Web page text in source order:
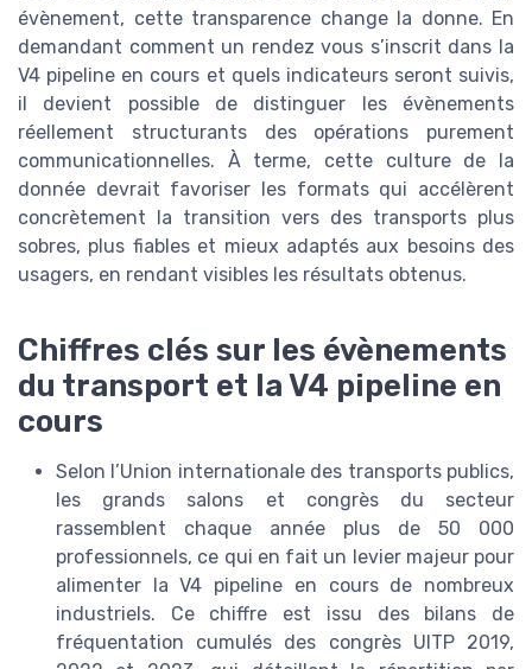
évènement, cette transparence change la donne. En
demandant comment un rendez vous s’inscrit dans la
V4 pipeline en cours et quels indicateurs seront suivis,
il devient possible de distinguer les évènements
réellement structurants des opérations purement
communicationnelles. À terme, cette culture de la
donnée devrait favoriser les formats qui accélèrent
concrètement la transition vers des transports plus
sobres, plus fiables et mieux adaptés aux besoins des
usagers, en rendant visibles les résultats obtenus.
Chiffres clés sur les évènements
du transport et la V4 pipeline en
cours
Selon l’Union internationale des transports publics,
les grands salons et congrès du secteur
rassemblent chaque année plus de 50 000
professionnels, ce qui en fait un levier majeur pour
alimenter la V4 pipeline en cours de nombreux
industriels. Ce chiffre est issu des bilans de
fréquentation cumulés des congrès UITP 2019,